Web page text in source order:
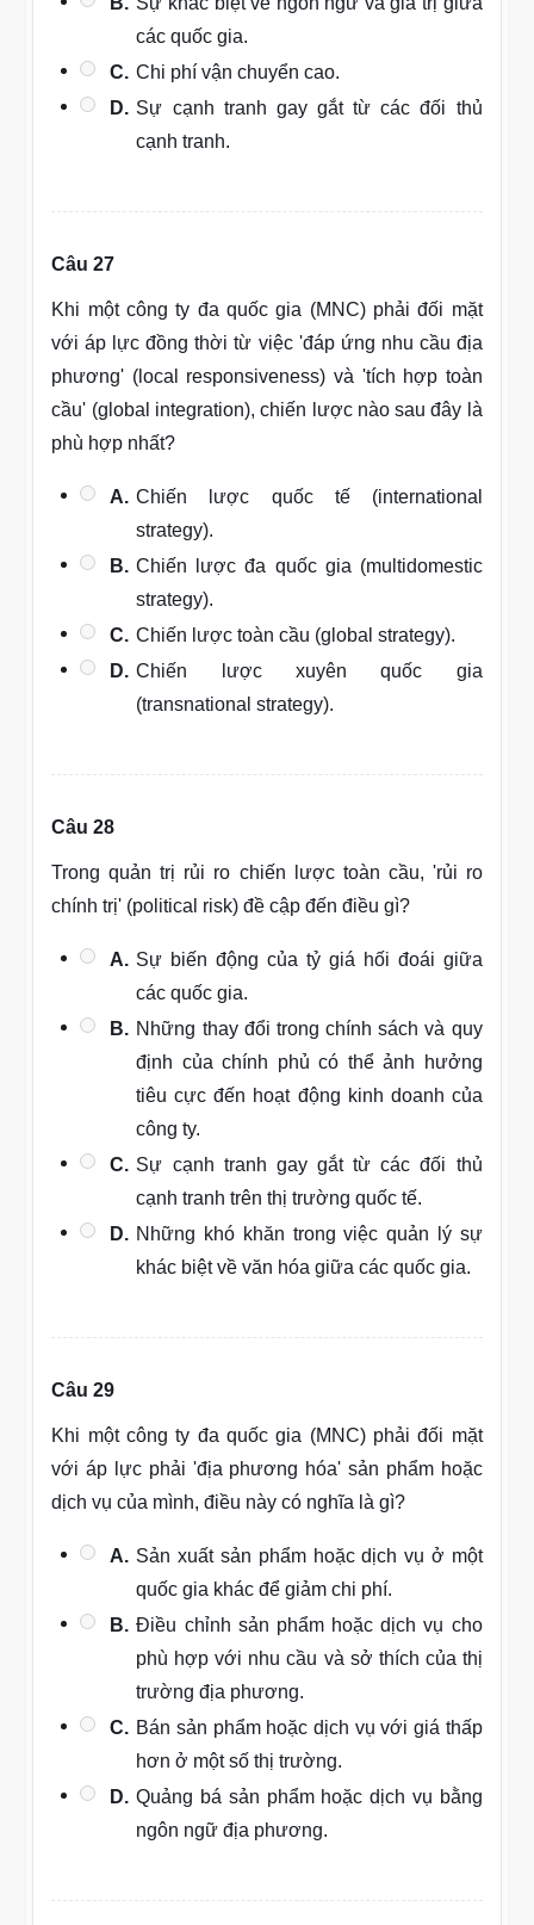
các quốc gia.
C. Chi phí vận chuyển cao.
D. Sự cạnh tranh gay gắt từ các đối thủ
cạnh tranh.
Câu 27
Khi một công ty đa quốc gia (MNC) phải đối mặt
với áp lực đồng thời từ việc 'đáp ứng nhu cầu địa
phương' (local responsiveness) và 'tích hợp toàn
cầu' (global integration), chiến lược nào sau đây là
phù hợp nhất?
A. Chiến lược quốc tế (international
strategy).
B. Chiến lược đa quốc gia (multidomestic
strategy).
C. Chiến lược toàn cầu (global strategy).
D. Chiến lược xuyên quốc gia
(transnational strategy).
Câu 28
Trong quản trị rủi ro chiến lược toàn cầu, 'rủi ro
chính trị' (political risk) đề cập đến điều gì?
A. Sự biến động của tỷ giá hối đoái giữa
các quốc gia.
B. Những thay đổi trong chính sách và quy
định của chính phủ có thể ảnh hưởng
tiêu cực đến hoạt động kinh doanh của
công ty.
C. Sự cạnh tranh gay gắt từ các đối thủ
cạnh tranh trên thị trường quốc tế.
D. Những khó khăn trong việc quản lý sự
khác biệt về văn hóa giữa các quốc gia.
Câu 29
Khi một công ty đa quốc gia (MNC) phải đối mặt
với áp lực phải 'địa phương hóa' sản phẩm hoặc
dịch vụ của mình, điều này có nghĩa là gì?
A. Sản xuất sản phẩm hoặc dịch vụ ở một
quốc gia khác để giảm chi phí.
B. Điều chỉnh sản phẩm hoặc dịch vụ cho
phù hợp với nhu cầu và sở thích của thị
trường địa phương.
C. Bán sản phẩm hoặc dịch vụ với giá thấp
hơn ở một số thị trường.
D. Quảng bá sản phẩm hoặc dịch vụ bằng
ngôn ngữ địa phương.